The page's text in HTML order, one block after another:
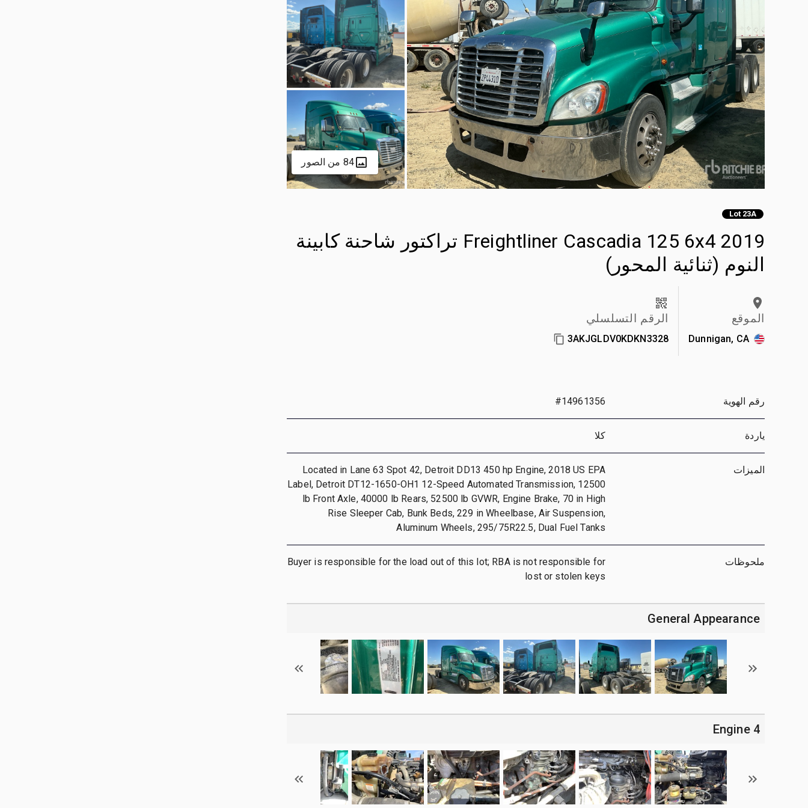
84 من الصور
Lot 23A
2019 Freightliner Cascadia 125 6x4 تراكتور شاحنة كابينة
النوم (ثنائية المحور)
الموقع
Dunnigan, CA
الرقم التسلسلي
3AKJGLDV0KDKN3328
رقم الهوية #14961356
ياردة كلا
الميزات
Located in Lane 63 Spot 42, Detroit DD13 450 hp Engine, 2018 US EPA
Label, Detroit DT12-1650-OH1 12-Speed Automated Transmission, 12500
lb Front Axle, 40000 lb Rears, 52500 lb GVWR, Engine Brake, 70 in High
Rise Sleeper Cab, Bunk Beds, 229 in Wheelbase, Air Suspension,
Aluminum Wheels, 295/75R22.5, Dual Fuel Tanks
ملحوظات
Buyer is responsible for the load out of this lot; RBA is not responsible for
lost or stolen keys
General Appearance
4 Engine